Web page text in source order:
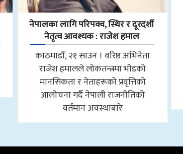
नेपालका लागि परिपक्व, स्थिर र दूरदर्शी
नेतृत्व आवश्यक : राजेश हमाल
काठमाडौँ, २१ साउन । वरिष्ठ अभिनेता
राजेश हमालले लोकतन्त्रमा भीडको
मानसिकता र नेताहरूको प्रवृत्तिको
आलोचना गर्दै नेपाली राजनीतिको
वर्तमान अवस्थाबारे